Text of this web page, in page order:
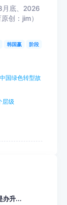
月底、2026
创：jim）
韩国赢 阶段
国绿色转型故
层级
办升...